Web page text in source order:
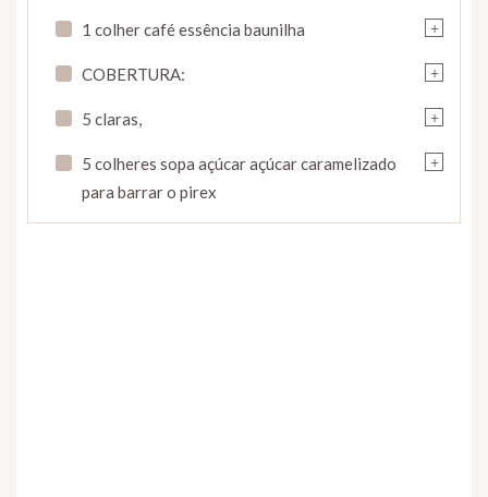
+
1 colher café essência baunilha
+
COBERTURA:
+
5 claras,
+
5 colheres sopa açúcar açúcar caramelizado
para barrar o pirex